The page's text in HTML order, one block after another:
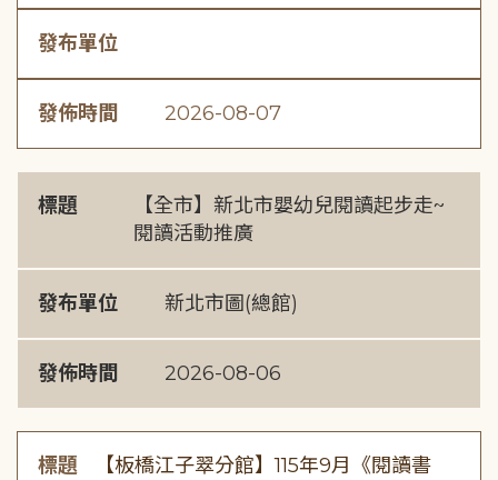
發布單位
發佈時間 2026-08-07
標題
【全市】新北市嬰幼兒閱讀起步走~
閱讀活動推廣
發布單位 新北市圖(總館)
發佈時間 2026-08-06
標題
【板橋江子翠分館】115年9月《閱讀書